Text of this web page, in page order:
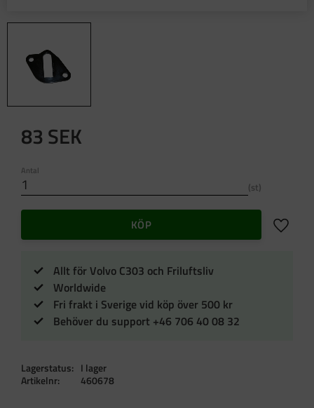
83 SEK
Antal
st
KÖP Lägg
Allt för Volvo C303 och Friluftsliv
Worldwide
Fri frakt i Sverige vid köp över 500 kr
Behöver du support +46 706 40 08 32
Lagerstatus
I lager
Artikelnr
460678